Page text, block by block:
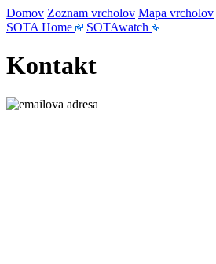
Domov Zoznam vrcholov Mapa vrcholov
SOTA Home
SOTAwatch
Kontakt